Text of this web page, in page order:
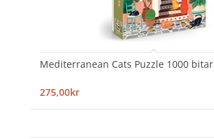
Mediterranean Cats Puzzle 1000 bitar
275,00kr